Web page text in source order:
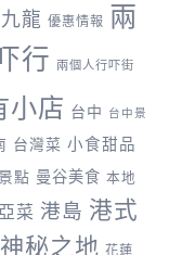
九龍 優惠情報 兩
行 兩個人行吓街
小店 台中 台中景
台灣菜 小食甜品
點 曼谷美食 本地
菜 港島 港式
神秘之地 花蓮